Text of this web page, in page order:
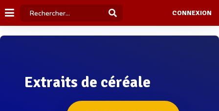
CONNEXION
Extraits de céréale